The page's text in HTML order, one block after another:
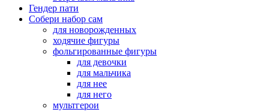
Гендер пати
Собери набор сам
для новорожденных
ходячие фигуры
фольгированные фигуры
для девочки
для мальчика
для нее
для него
мультгерои